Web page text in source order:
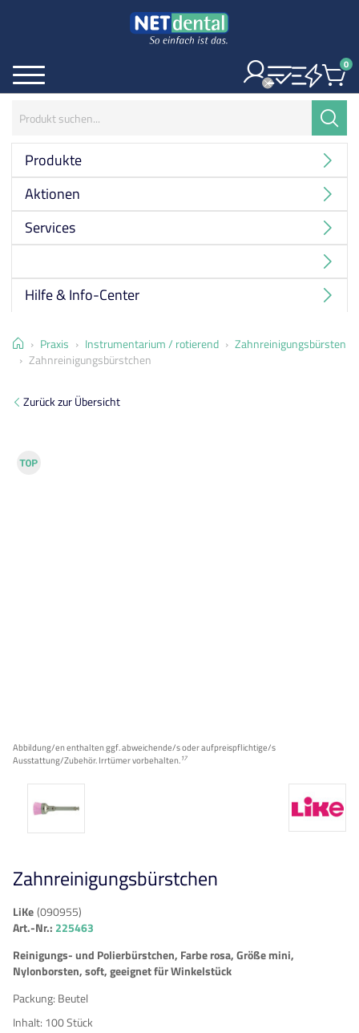
Menü 0
Produkte
Aktionen
Services
Hilfe & Info-Center
Home Praxis Instrumentarium / rotierend
Zahnreinigungsbürsten
Zahnreinigungsbürstchen
Zurück zur Übersicht
Abbildung/en enthalten ggf. abweichende/s oder aufpreispflichtige/s
Ausstattung/Zubehör. Irrtümer vorbehalten.17
Zahnreinigungsbürstchen
LiKe(090955)
Art.-Nr.: 225463
Reinigungs- und Polierbürstchen, Farbe rosa, Größe mini,
Nylonborsten, soft, geeignet für Winkelstück
Packung: Beutel
Inhalt: 100 Stück